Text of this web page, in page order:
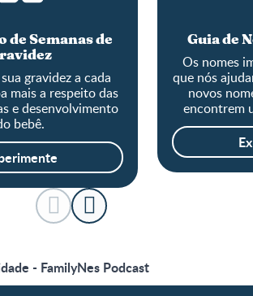
de Semanas de
gravidez a cada
mais a respeito das
e desenvolvimento
bebê.
Guia de
Os nomes
que nós
novos
encontrem
- FamilyNes Podcast